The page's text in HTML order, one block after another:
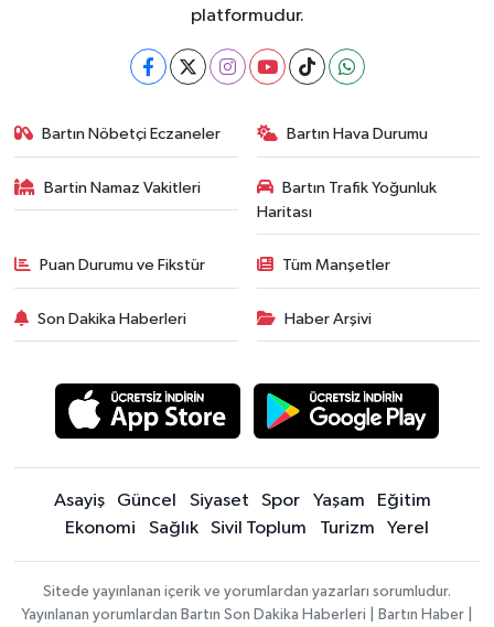
platformudur.
Bartın Nöbetçi Eczaneler Bartın Hava Durumu
Bartin Namaz Vakitleri
Bartın Trafik Yoğunluk
Haritası
Puan Durumu ve Fikstür Tüm Manşetler
Son Dakika Haberleri Haber Arşivi
Asayiş Güncel Siyaset Spor Yaşam
Eğitim
Ekonomi
Sağlık Sivil Toplum Turizm Yerel
Sitede yayınlanan içerik ve yorumlardan yazarları sorumludur.
Yayınlanan yorumlardan Bartın Son Dakika Haberleri | Bartın Haber |